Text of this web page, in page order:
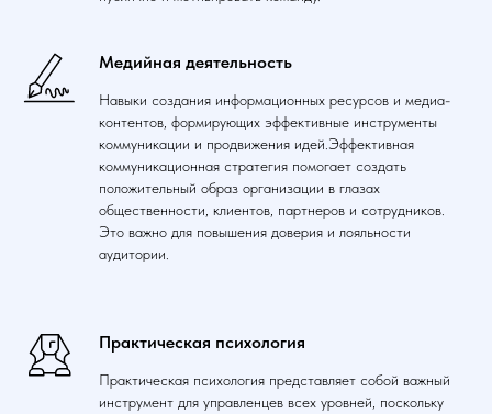
Медийная деятельность
Навыки создания информационных ресурсов и медиа-
контентов, формирующих эффективные инструменты
коммуникации и продвижения идей.Эффективная
коммуникационная стратегия помогает создать
положительный образ организации в глазах
общественности, клиентов, партнеров и сотрудников.
Это важно для повышения доверия и лояльности
аудитории.
Практическая психология
Практическая психология представляет собой важный
инструмент для управленцев всех уровней, поскольку